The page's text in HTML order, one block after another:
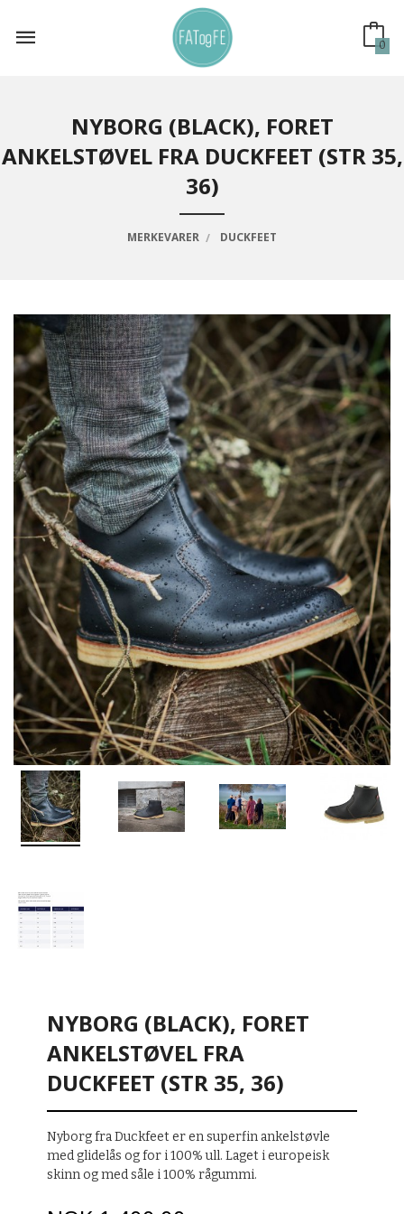
innholdet
0
NYBORG (BLACK), FORET
ANKELSTØVEL FRA DUCKFEET (STR 35,
36)
MERKEVARER DUCKFEET
NYBORG (BLACK), FORET
ANKELSTØVEL FRA
DUCKFEET (STR 35, 36)
Nyborg fra Duckfeet er en superfin ankelstøvle
med glidelås og for i 100% ull. Laget i europeisk
skinn og med såle i 100% rågummi.